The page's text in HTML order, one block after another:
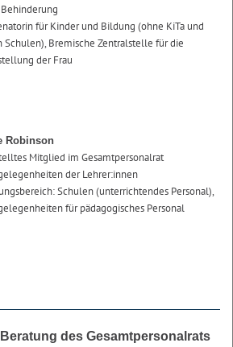
für Kinder und Bildung (ohne KiTa und
Schulen), Bremische Zentralstelle für die
der Frau
Robinson
Mitglied im Gesamtpersonalrat
der Lehrer:innen
Schulen (unterrichtendes Personal),
für pädagogisches Personal
des Gesamtpersonalrats